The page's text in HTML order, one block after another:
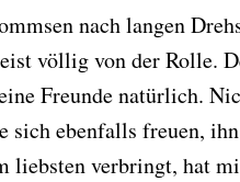
nach langen
völlig von der Rolle.
Freunde natürlich.
sich ebenfalls freuen,
liebsten verbringt, hat